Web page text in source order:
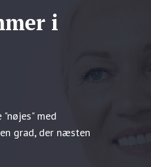
i
med
grad, der næsten